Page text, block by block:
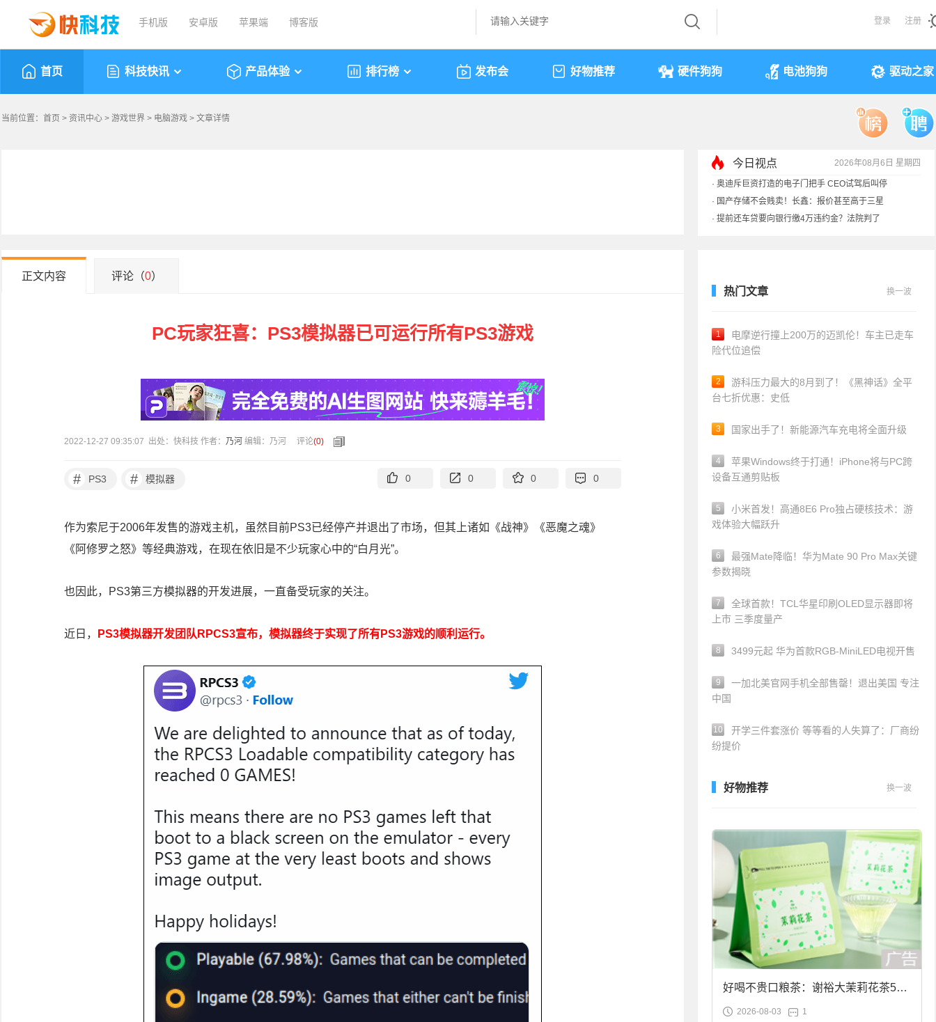
手机版 安卓版 苹果端 博客版 登录 注册
首页 科技快讯 产品体验 排行榜 发布会 好物推荐 硬件狗狗 电池狗狗 驱动之家
当前位置： 首页 > 资讯中心 > 游戏世界 > 电脑游戏 > 文章详情
今日视点 2026年08月6日 星期四
· 奥迪斥巨资打造的电子门把手 CEO试驾后叫停
· 国产存储不会贱卖！长鑫：报价甚至高于三星
· 提前还车贷要向银行缴4万违约金？法院判了
正文内容 评论（0）
PC玩家狂喜：PS3模拟器已可运行所有PS3游戏
2022-12-27 09:35:07 出处：快科技 作者： 乃河 编辑：乃河 评论(0)
# PS3 # 模拟器 0 0 0 0
作为索尼于2006年发售的游戏主机，虽然目前PS3已经停产并退出了市场，但其上诸如《战神》《恶魔之魂》
《阿修罗之怒》等经典游戏，在现在依旧是不少玩家心中的“白月光”。
也因此，PS3第三方模拟器的开发进展，一直备受玩家的关注。
近日， PS3模拟器开发团队RPCS3宣布，模拟器终于实现了所有PS3游戏的顺利运行。
热门文章 换一波
1
电摩逆行撞上200万的迈凯伦！车主已走车
险代位追偿
2
游科压力最大的8月到了！《黑神话》全平
台七折优惠：史低
3 国家出手了！新能源汽车充电将全面升级
4
苹果Windows终于打通！iPhone将与PC跨
设备互通剪贴板
5
小米首发！高通8E6 Pro独占硬核技术：游
戏体验大幅跃升
6
最强Mate降临！华为Mate 90 Pro Max关键
参数揭晓
7
全球首款！TCL华星印刷OLED显示器即将
上市 三季度量产
8 3499元起 华为首款RGB-MiniLED电视开售
9
一加北美官网手机全部售罄！退出美国 专注
中国
10
开学三件套涨价 等等看的人失算了：厂商纷
纷提价
好物推荐 换一波
好喝不贵口粮茶：谢裕大茉莉花茶50g
袋装9.9元到手
2026-08-03 1